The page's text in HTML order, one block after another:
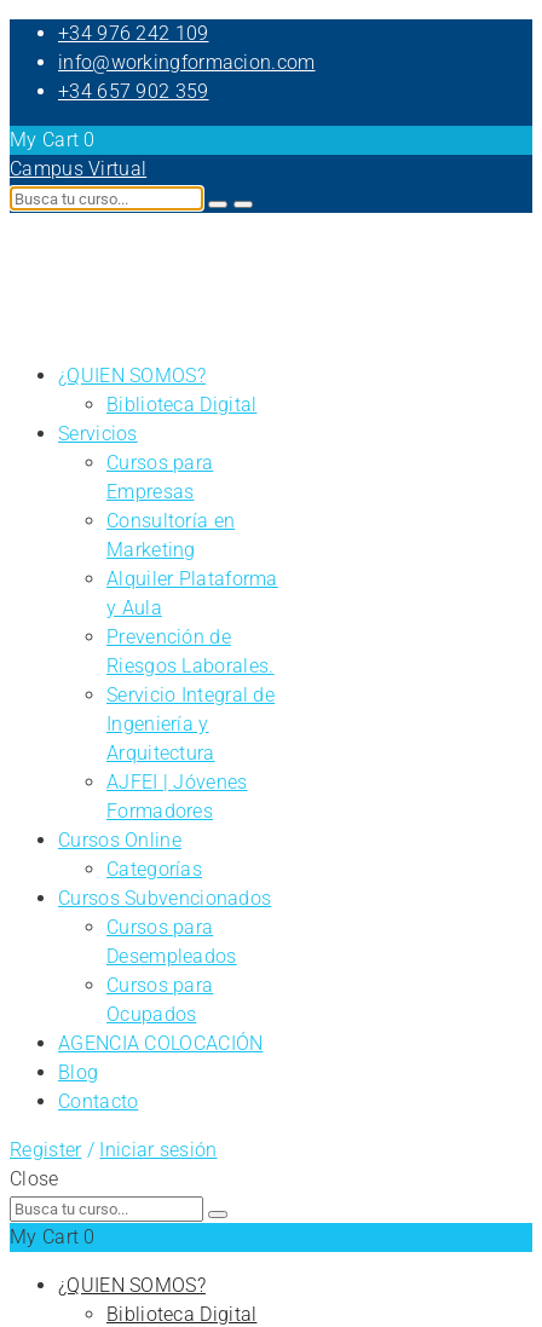
+34 976 242 109
info@workingformacion.com
+34 657 902 359
My Cart 0
Campus Virtual
¿QUIEN SOMOS?
Biblioteca Digital
Servicios
Cursos para
Empresas
Consultoría en
Marketing
Alquiler Plataforma
y Aula
Prevención de
Riesgos Laborales.
Servicio Integral de
Ingeniería y
Arquitectura
AJFEI | Jóvenes
Formadores
Cursos Online
Categorías
Cursos Subvencionados
Cursos para
Desempleados
Cursos para
Ocupados
AGENCIA COLOCACIÓN
Blog
Contacto
Register/ Iniciar sesión
Close
Search
for:
My Cart 0
¿QUIEN SOMOS?
Biblioteca Digital